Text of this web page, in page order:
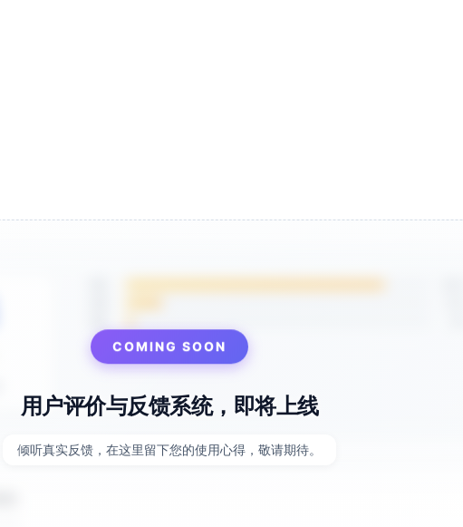
COMING SOON
用户评价与反馈系统，即将上线
倾听真实反馈，在这里留下您的使用心得，敬请期待。